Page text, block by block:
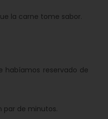
la carne tome sabor.
habíamos reservado de
par de minutos.